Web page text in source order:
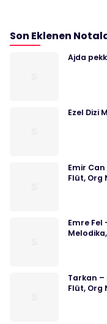
Son Eklenen
Ajda
Ezel Dizi
Emir
Flüt, Org
Emre Fel
Tarkan –
Flüt, Org